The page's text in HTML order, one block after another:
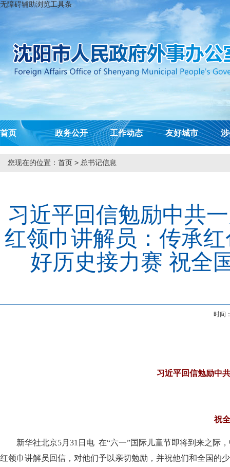
无障碍辅助浏览工具条
首页 政务公开 工作动态 友好城市
您现在的位置： 首页 > 总书记信息
习近平回信勉励中共
红领巾讲解员：传承
好历史接力赛 祝全
时间
习近平回信勉励中
祝
新华社北京5月31日电 在“六一”国际儿童节即将到来之际
红领巾讲解员回信，对他们予以亲切勉励，并祝他们和全国的